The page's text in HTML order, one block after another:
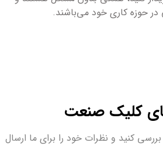
در حوزه کاری خود می‌باشند.
کلیک صنعت
بررسی کنید و نظرات خود را برای ما ارسال